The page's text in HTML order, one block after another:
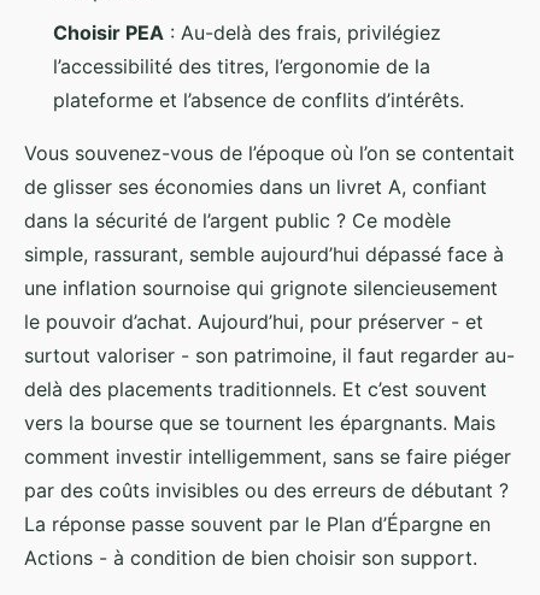
Choisir PEA : Au-delà des frais, privilégiez
l’accessibilité des titres, l’ergonomie de la
plateforme et l’absence de conflits d’intérêts.
Vous souvenez-vous de l’époque où l’on se contentait
de glisser ses économies dans un livret A, confiant
dans la sécurité de l’argent public ? Ce modèle
simple, rassurant, semble aujourd’hui dépassé face à
une inflation sournoise qui grignote silencieusement
le pouvoir d’achat. Aujourd’hui, pour préserver - et
surtout valoriser - son patrimoine, il faut regarder au-
delà des placements traditionnels. Et c’est souvent
vers la bourse que se tournent les épargnants. Mais
comment investir intelligemment, sans se faire piéger
par des coûts invisibles ou des erreurs de débutant ?
La réponse passe souvent par le Plan d’Épargne en
Actions - à condition de bien choisir son support.